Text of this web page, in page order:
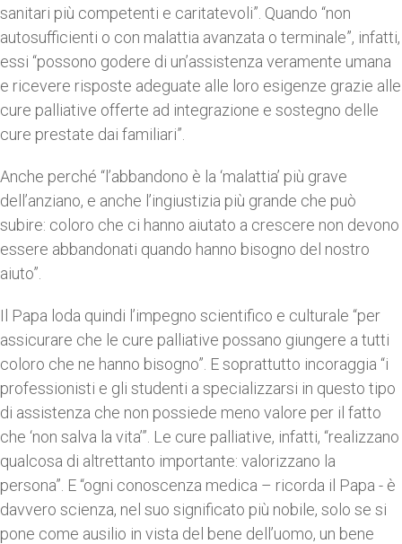
sanitari più competenti e caritatevoli”. Quando “non
autosufficienti o con malattia avanzata o terminale”, infatti,
essi “possono godere di un’assistenza veramente umana
e ricevere risposte adeguate alle loro esigenze grazie alle
cure palliative offerte ad integrazione e sostegno delle
cure prestate dai familiari”.
Anche perché “l’abbandono è la ‘malattia’ più grave
dell’anziano, e anche l’ingiustizia più grande che può
subire: coloro che ci hanno aiutato a crescere non devono
essere abbandonati quando hanno bisogno del nostro
aiuto”.
Il Papa loda quindi l’impegno scientifico e culturale “per
assicurare che le cure palliative possano giungere a tutti
coloro che ne hanno bisogno”. E soprattutto incoraggia “i
professionisti e gli studenti a specializzarsi in questo tipo
di assistenza che non possiede meno valore per il fatto
che ‘non salva la vita’”. Le cure palliative, infatti, “realizzano
qualcosa di altrettanto importante: valorizzano la
persona”. E “ogni conoscenza medica – ricorda il Papa - è
davvero scienza, nel suo significato più nobile, solo se si
pone come ausilio in vista del bene dell’uomo, un bene